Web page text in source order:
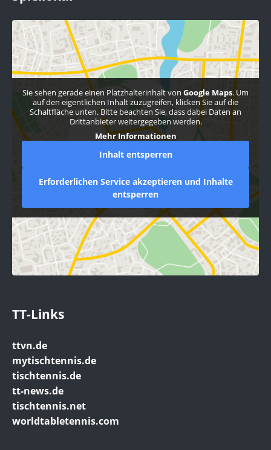
Sie sehen gerade einen Platzhalterinhalt von Google Maps. Um
auf den eigentlichen Inhalt zuzugreifen, klicken Sie auf die
Schaltfläche unten. Bitte beachten Sie, dass dabei Daten an
Drittanbieter weitergegeben werden.
Mehr Informationen
Inhalt entsperren
Erforderlichen Service akzeptieren und Inhalte
entsperren
TT-Links
ttvn.de
mytischtennis.de
tischtennis.de
tt-news.de
tischtennis.net
worldtabletennis.com